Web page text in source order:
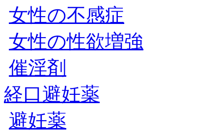
女性の不感症
女性の性欲増強
催淫剤
経口避妊薬
避妊薬